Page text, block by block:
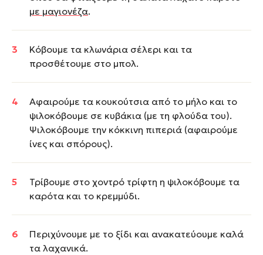
με μαγιονέζα.
Κόβουμε τα κλωνάρια σέλερι και τα
προσθέτουμε στο μπολ.
Αφαιρούμε τα κουκούτσια από το μήλο και το
ψιλοκόβουμε σε κυβάκια (με τη φλούδα του).
Ψιλοκόβουμε την κόκκινη πιπεριά (αφαιρούμε
ίνες και σπόρους).
Τρίβουμε στο χοντρό τρίφτη η ψιλοκόβουμε τα
καρότα και το κρεμμύδι.
Περιχύνουμε με το ξίδι και ανακατεύουμε καλά
τα λαχανικά.